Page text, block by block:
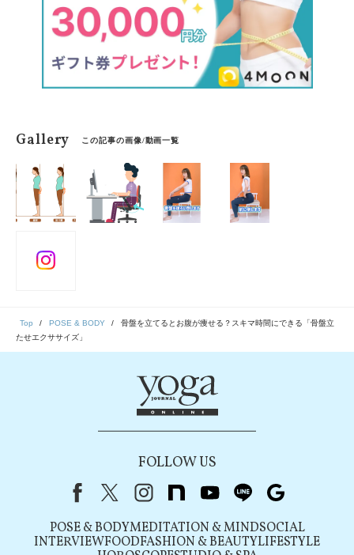
Gallery この記事の画像/動画一覧
Top POSE & BODY
骨盤を立てるとお腹が痩せる？スキマ時間にできる「骨盤立
たせエクササイズ」
FOLLOW US
FacebookX（旧Twitter）
instagram
note youtubeline
POSE & BODYMEDITATION & MINDSOCIAL
INTERVIEWFOODFASHION & BEAUTYLIFESTYLE